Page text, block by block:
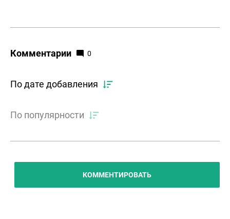
Комментарии 0
По дате добавления
По популярности
КОММЕНТИРОВАТЬ